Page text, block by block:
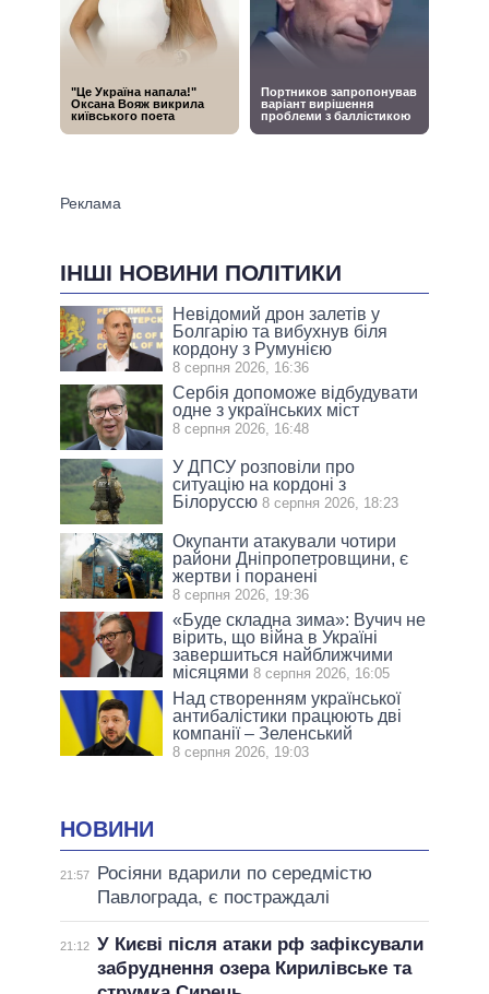
ІНШІ НОВИНИ ПОЛІТИКИ
Невідомий дрон залетів у
Болгарію та вибухнув біля
кордону з Румунією
8 серпня 2026, 16:36
Сербія допоможе відбудувати
одне з українських міст
8 серпня 2026, 16:48
У ДПСУ розповіли про
ситуацію на кордоні з
Білоруссю 8 серпня 2026, 18:23
Окупанти атакували чотири
райони Дніпропетровщини, є
жертви і поранені
8 серпня 2026, 19:36
«Буде складна зима»: Вучич не
вірить, що війна в Україні
завершиться найближчими
місяцями 8 серпня 2026, 16:05
Над створенням української
антибалістики працюють дві
компанії – Зеленський
8 серпня 2026, 19:03
НОВИНИ
21:57
Росіяни вдарили по середмістю
Павлограда, є постраждалі
21:12 У Києві після атаки рф зафіксували
забруднення озера Кирилівське та